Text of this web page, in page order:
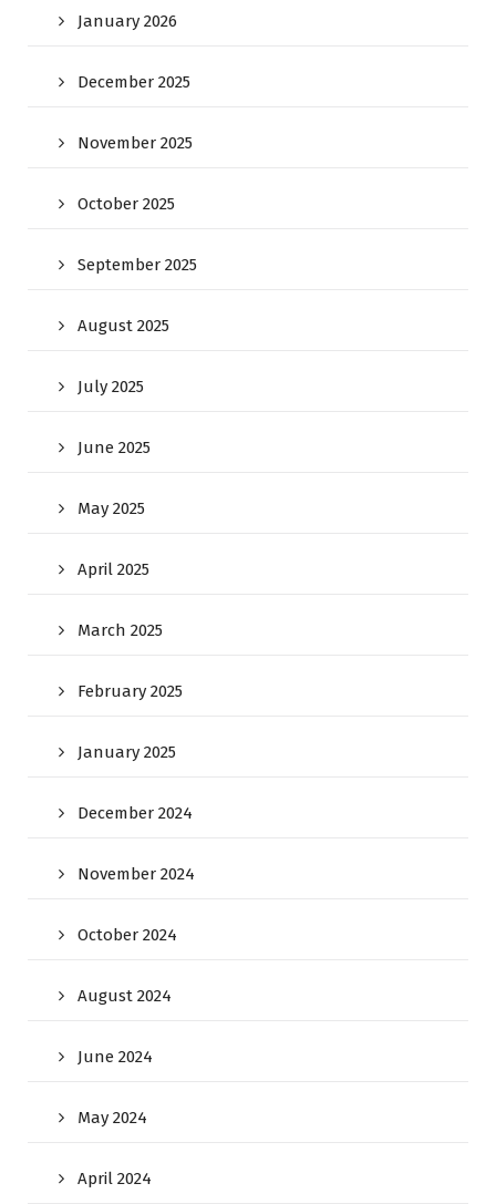
January 2026
December 2025
November 2025
October 2025
September 2025
August 2025
July 2025
June 2025
May 2025
April 2025
March 2025
February 2025
January 2025
December 2024
November 2024
October 2024
August 2024
June 2024
May 2024
April 2024